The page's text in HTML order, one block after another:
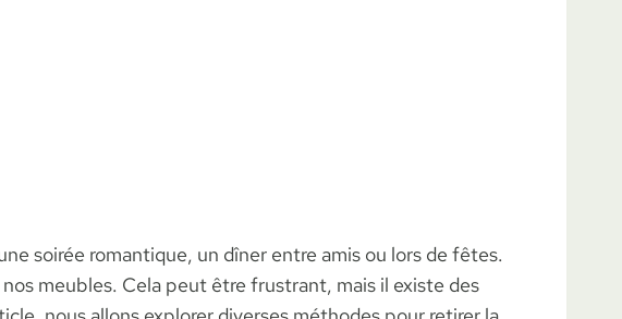
soirée romantique, un dîner entre amis ou lors de fêtes.
meubles. Cela peut être frustrant, mais il existe des